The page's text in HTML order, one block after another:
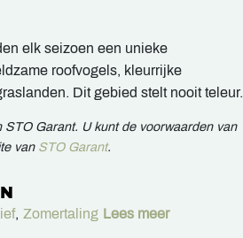
elk seizoen een unieke
roofvogels, kleurrijke
Dit gebied stelt nooit teleur.
Garant. U kunt de voorwaarden van
van STO Garant.
, Zomertaling Lees meer